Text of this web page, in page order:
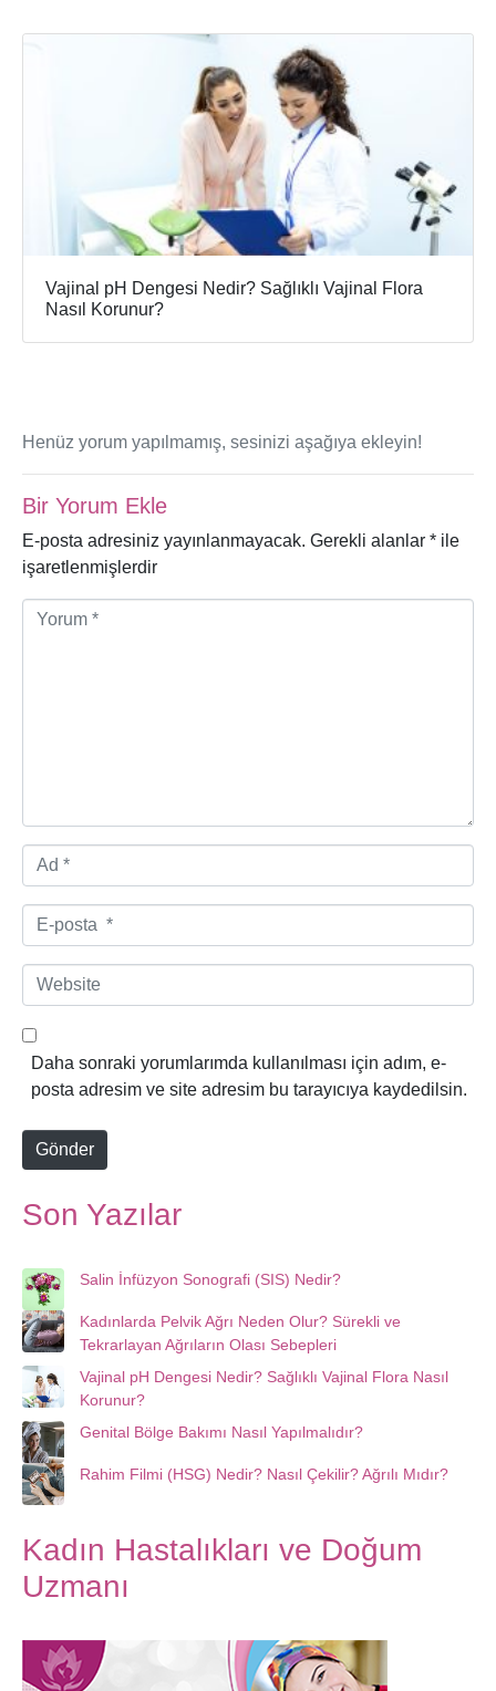
Vajinal pH Dengesi Nedir? Sağlıklı Vajinal Flora
Nasıl Korunur?
Henüz yorum yapılmamış, sesinizi aşağıya ekleyin!
Bir Yorum Ekle
E-posta adresiniz yayınlanmayacak. Gerekli alanlar * ile
işaretlenmişlerdir
d
*
-
p
t
W
e
b
e
Daha sonraki yorumlarımda kullanılması için adım, e-
posta adresim ve site adresim bu tarayıcıya kaydedilsin.
Gönder
Son Yazılar
Salin İnfüzyon Sonografi (SIS) Nedir?
Kadınlarda Pelvik Ağrı Neden Olur? Sürekli ve
Tekrarlayan Ağrıların Olası Sebepleri
Vajinal pH Dengesi Nedir? Sağlıklı Vajinal Flora Nasıl
Korunur?
Genital Bölge Bakımı Nasıl Yapılmalıdır?
Rahim Filmi (HSG) Nedir? Nasıl Çekilir? Ağrılı Mıdır?
Kadın Hastalıkları ve Doğum
Uzmanı